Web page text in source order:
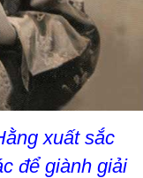
xuất sắc
để giành giải